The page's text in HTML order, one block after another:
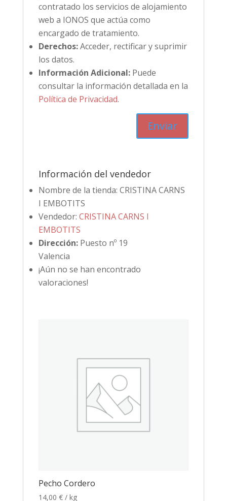
contratado los servicios de alojamiento
web a IONOS que actúa como
encargado de tratamiento.
Derechos:Acceder, rectificar y suprimir
los datos.
Información Adicional:Puede
consultar la información detallada en la
Política de Privacidad.
Información del vendedor
Nombre de la tienda: CRISTINA CARNS
I EMBOTITS
Vendedor: CRISTINA CARNS I
EMBOTITS
Dirección: Puesto nº 19
Valencia
¡Aún no se han encontrado
valoraciones!
Pecho Cordero
14,00 € / kg